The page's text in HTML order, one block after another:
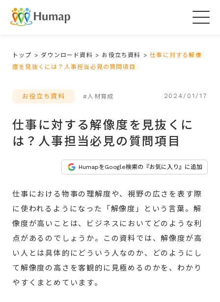
トップ > ダウンロード資料 > お役立ち資料 >仕事に対する解像
度を見抜くには？人事担当必見の質問項目
お役立ち資料 #人材育成 2024/01/17
仕事に対する解像度を見抜くに
は？人事担当必見の質問項目
HumapをGoogle検索の『お気に入り』に追加
仕事における物事の理解度や、視野の広さを表す際
に使われるようになった「解像度」という言葉。解
像度が高いことは、ビジネスにおいてどのような利
点があるのでしょうか。この資料では、解像度が高
い人とは具体的にどういう人なのか、どのようにし
て解像度の高さを客観的に見極めるのかを、わかり
やすくまとめています。